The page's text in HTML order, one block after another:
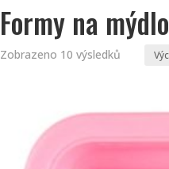
Formy na mýdlo
Zobrazeno 10 výsledků